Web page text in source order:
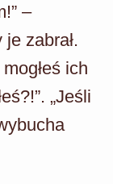
–
zabrał.
ich
„Jeśli